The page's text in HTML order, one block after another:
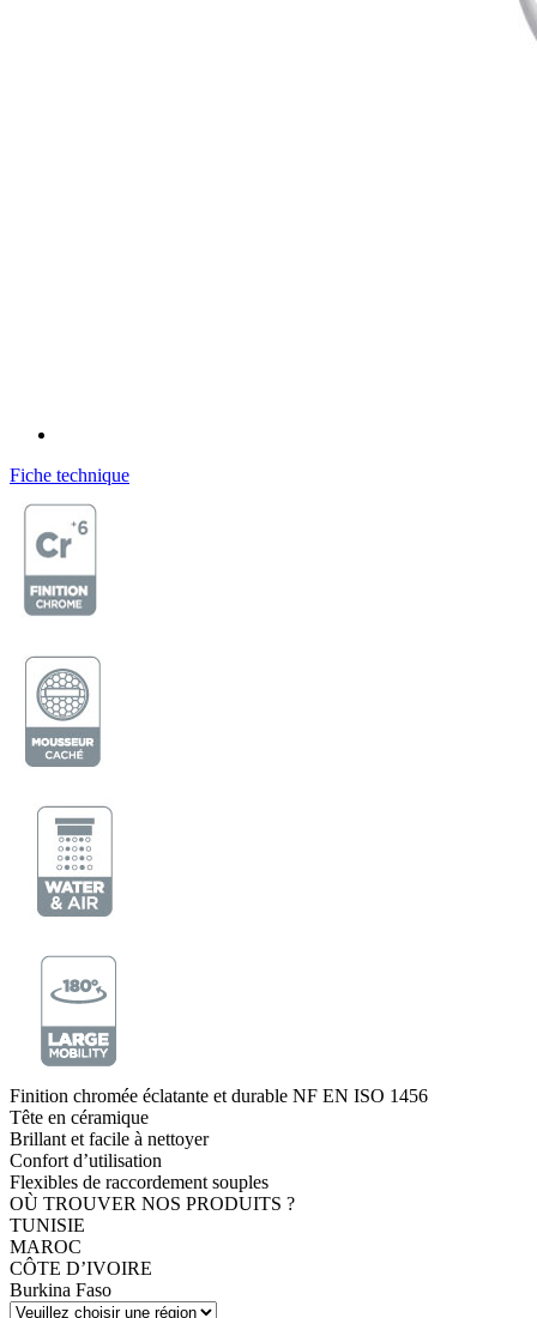
Fiche technique
Finition chromée éclatante et durable NF EN ISO 1456
Tête en céramique
Brillant et facile à nettoyer
Confort d’utilisation
Flexibles de raccordement souples
OÙ TROUVER NOS PRODUITS ?
TUNISIE
MAROC
CÔTE D’IVOIRE
Burkina Faso